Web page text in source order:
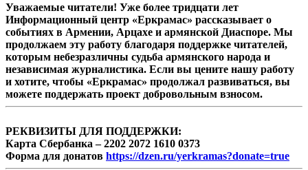
Уважаемые читатели! Уже более тридцати лет
Информационный центр «Еркрамас» рассказывает о
событиях в Армении, Арцахе и армянской Диаспоре. Мы
продолжаем эту работу благодаря поддержке читателей,
которым небезразличны судьба армянского народа и
независимая журналистика. Если вы цените нашу работу
и хотите, чтобы «Еркрамас» продолжал развиваться, вы
можете поддержать проект добровольным взносом.
РЕКВИЗИТЫ ДЛЯ ПОДДЕРЖКИ:
Карта Сбербанка – 2202 2072 1610 0373
Форма для донатов https://dzen.ru/yerkramas?donate=true